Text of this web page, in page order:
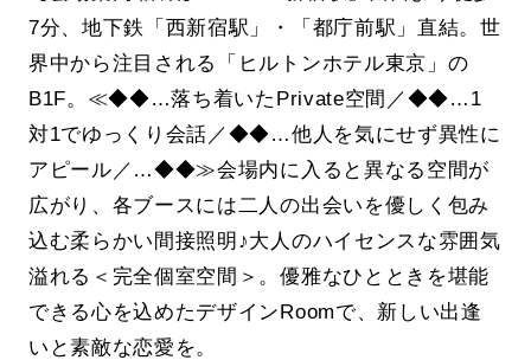
7分、地下鉄「西新宿駅」・「都庁前駅」直結。世
界中から注目される「ヒルトンホテル東京」の
B1F。≪◆◆…落ち着いたPrivate空間／◆◆…1
対1でゆっくり会話／◆◆…他人を気にせず異性に
アピール／…◆◆≫会場内に入ると異なる空間が
広がり、各ブースには二人の出会いを優しく包み
込む柔らかい間接照明♪大人のハイセンスな雰囲気
溢れる＜完全個室空間＞。優雅なひとときを堪能
できる心を込めたデザインRoomで、新しい出逢
いと素敵な恋愛を。